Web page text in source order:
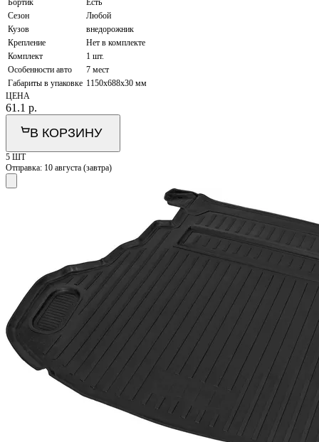
Бортик
Есть
Сезон
Любой
Кузов
внедорожник
Крепление
Нет в комплекте
Комплект
1 шт.
Особенности авто
7 мест
Габариты в упаковке 1150х688х30 мм
ЦЕНА
61.1 р.
В КОРЗИНУ
5 ШТ
Отправка: 10 августа (завтра)